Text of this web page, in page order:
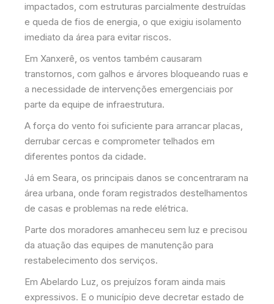
impactados, com estruturas parcialmente destruídas
e queda de fios de energia, o que exigiu isolamento
imediato da área para evitar riscos.
Em Xanxerê, os ventos também causaram
transtornos, com galhos e árvores bloqueando ruas e
a necessidade de intervenções emergenciais por
parte da equipe de infraestrutura.
A força do vento foi suficiente para arrancar placas,
derrubar cercas e comprometer telhados em
diferentes pontos da cidade.
Já em Seara, os principais danos se concentraram na
área urbana, onde foram registrados destelhamentos
de casas e problemas na rede elétrica.
Parte dos moradores amanheceu sem luz e precisou
da atuação das equipes de manutenção para
restabelecimento dos serviços.
Em Abelardo Luz, os prejuízos foram ainda mais
expressivos. E o município deve decretar estado de